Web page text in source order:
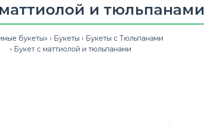
и тюльпанами
букеты» Букеты
Букеты с Тюльпанами
Букет с маттиолой и тюльпанами